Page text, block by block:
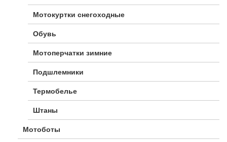
Мотокуртки снегоходные
Обувь
Мотоперчатки зимние
Подшлемники
Термобелье
Штаны
Мотоботы